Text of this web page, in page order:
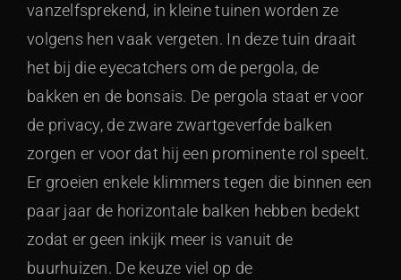
vanzelfsprekend, in kleine tuinen worden ze
volgens hen vaak vergeten. In deze tuin draait
het bij die eyecatchers om de pergola, de
bakken en de bonsais. De pergola staat er voor
de privacy, de zware zwartgeverfde balken
zorgen er voor dat hij een prominente rol speelt.
Er groeien enkele klimmers tegen die binnen een
paar jaar de horizontale balken hebben bedekt
zodat er geen inkijk meer is vanuit de
buurhuizen. De keuze viel op de